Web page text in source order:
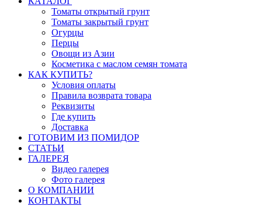
Томаты открытый грунт
Томаты закрытый грунт
Огурцы
Перцы
Овощи из Азии
Косметика с маслом семян томата
КАК КУПИТЬ?
Условия оплаты
Правила возврата товара
Реквизиты
Где купить
Доставка
ГОТОВИМ ИЗ ПОМИДОР
СТАТЬИ
ГАЛЕРЕЯ
Видео галерея
Фото галерея
О КОМПАНИИ
КОНТАКТЫ